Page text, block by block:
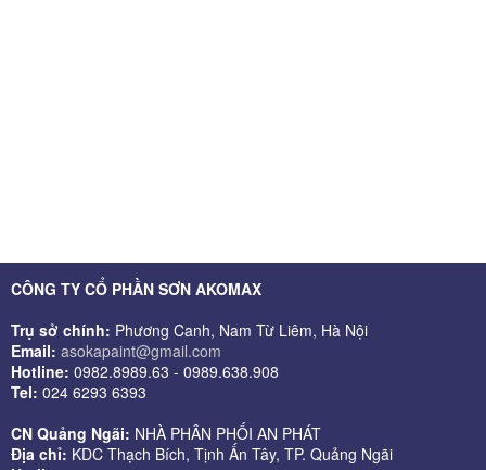
CÔNG TY CỔ PHẦN SƠN AKOMAX
Trụ sở chính: Phương Canh, Nam Từ Liêm, Hà Nội
Email: asokapaint@gmail.com
Hotline: 0982.8989.63 - 0989.638.908
Tel: 024 6293 6393
CN Quảng Ngãi: NHÀ PHÂN PHỐI AN PHÁT
Địa chỉ: KDC Thạch Bích, Tịnh Ấn Tây, TP. Quảng Ngãi